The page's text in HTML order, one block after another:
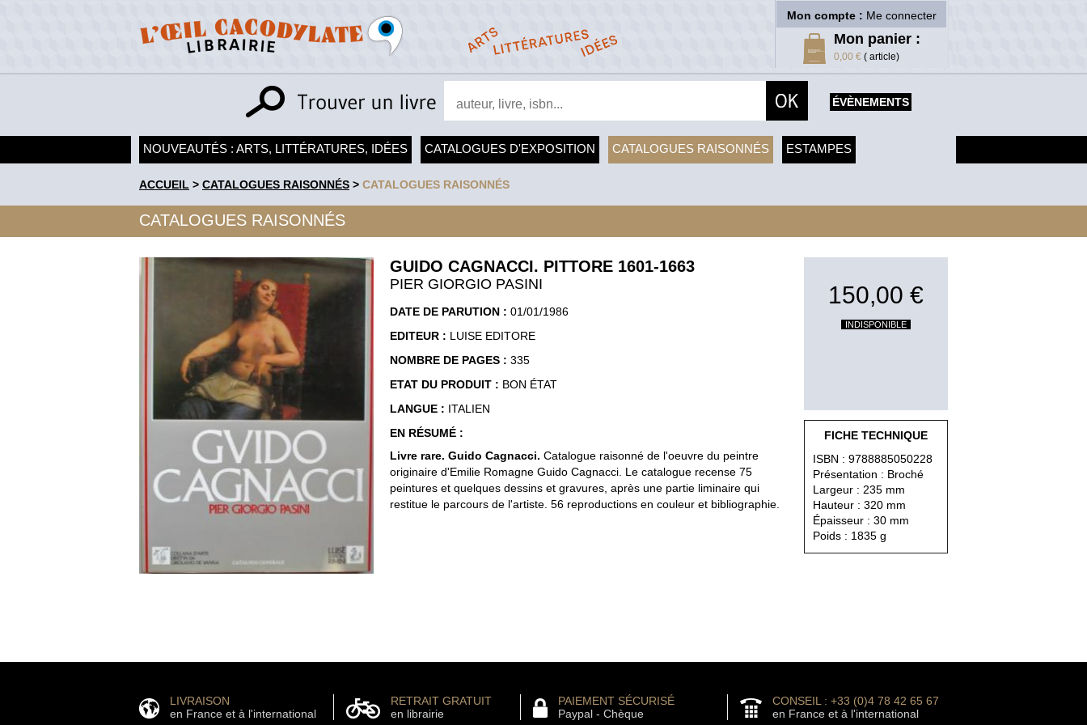
Mon compte : Me connecter
Mon panier :
0,00 € ( article)
ÉVÈNEMENTS
NOUVEAUTÉS : ARTS, LITTÉRATURES, IDÉES CATALOGUES D'EXPOSITION CATALOGUES RAISONNÉS ESTAMPES
ACCUEIL > CATALOGUES RAISONNÉS > CATALOGUES RAISONNÉS
CATALOGUES RAISONNÉS
GUIDO CAGNACCI. PITTORE 1601-1663
PIER GIORGIO PASINI
DATE DE PARUTION : 01/01/1986
EDITEUR : LUISE EDITORE
NOMBRE DE PAGES : 335
ETAT DU PRODUIT : BON ÉTAT
LANGUE : ITALIEN
EN RÉSUMÉ :
Livre rare. Guido Cagnacci. Catalogue raisonné de l'oeuvre du peintre
originaire d'Emilie Romagne Guido Cagnacci. Le catalogue recense 75
peintures et quelques dessins et gravures, après une partie liminaire qui
restitue le parcours de l'artiste. 56 reproductions en couleur et bibliographie.
150,00 €
INDISPONIBLE
FICHE TECHNIQUE
ISBN : 9788885050228
Présentation : Broché
Largeur : 235 mm
Hauteur : 320 mm
Épaisseur : 30 mm
Poids : 1835 g
LIVRAISON
en France et à l'international
RETRAIT GRATUIT
en librairie
PAIEMENT SÉCURISÉ
Paypal - Chèque
CONSEIL : +33 (0)4 78 42 65 67
en France et à l'international